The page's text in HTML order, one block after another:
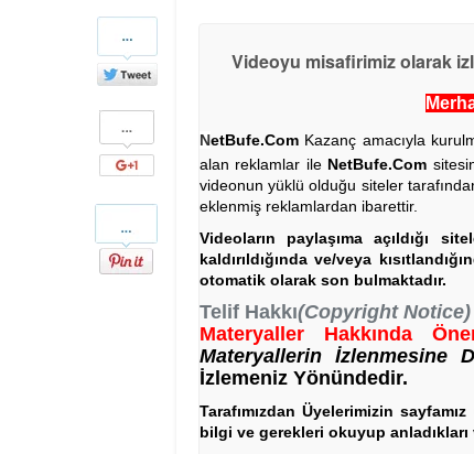
Share
on
Twitter
Share
on
Google+
Pinterest
Videoyu misafirimiz olarak
NetBufe.Com Kazanç amacıyla
alan reklamlar ile NetBufe.Com
videonun yüklü olduğu siteler
eklenmiş reklamlardan ibarettir.
Videoların paylaşıma açıldığı
kaldırıldığında ve/veya
otomatik olarak son bulmaktadır.
Telif Hakkı(Copyright Notice)
Materyaller Hakkında
Materyallerin İzlenmesine
İzlemeniz Yönündedir.
Tarafımızdan Üyelerimizin
bilgi ve gerekleri okuyup